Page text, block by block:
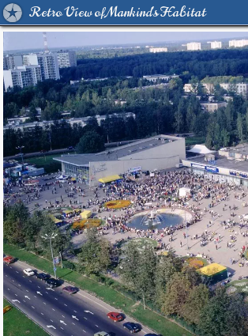
Retro View of Mankind's Habitat